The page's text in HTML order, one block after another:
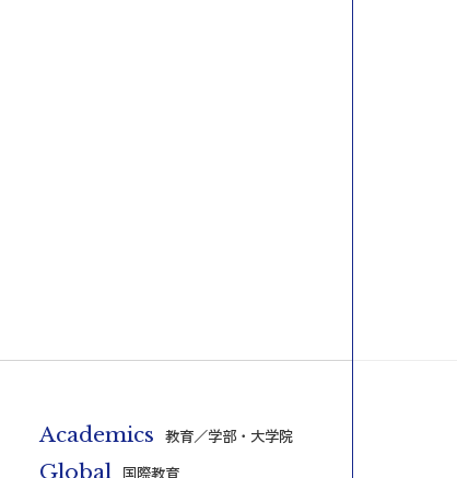
Academics 教育／学部・大学院
Global 国際教育